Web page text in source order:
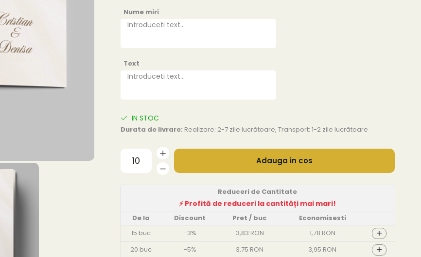
Nume miri
Text
IN STOC
Durata de livrare: Realizare: 2-7 zile lucrătoare, Transport: 1-2 zile lucrătoare
Adauga in cos
Reduceri de Cantitate
De la Discount Pret/ buc
Economisesti
15 buc -3% 3,83 RON 1,78 RON +
20 buc -5% 3,75 RON 3,95 RON +